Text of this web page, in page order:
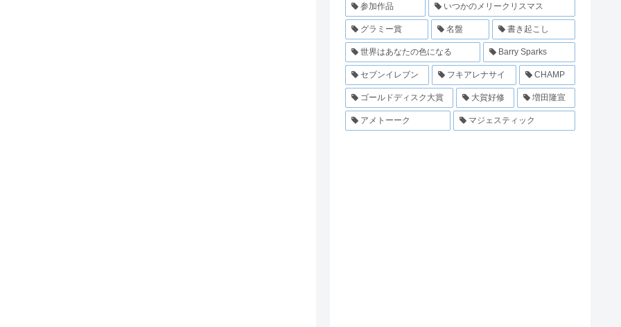
参加作品 いつかのメリークリスマス
グラミー賞 名盤 書き起こし
世界はあなたの色になる Barry Sparks
セブンイレブン フキアレナサイ CHAMP
ゴールドディスク大賞 大賀好修 増田隆宣
アメトーーク マジェスティック